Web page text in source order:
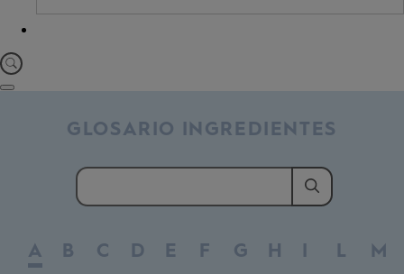
GLOSARIO INGREDIENTES
A B C D E F G H I L M